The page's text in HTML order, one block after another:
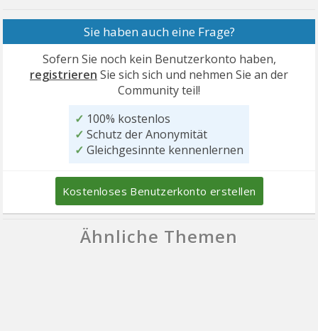
Sie haben auch eine Frage?
Sofern Sie noch kein Benutzerkonto haben,
registrieren Sie sich sich und nehmen Sie an der
Community teil!
✓ 100% kostenlos
✓ Schutz der Anonymität
✓ Gleichgesinnte kennenlernen
Kostenloses Benutzerkonto erstellen
Ähnliche Themen